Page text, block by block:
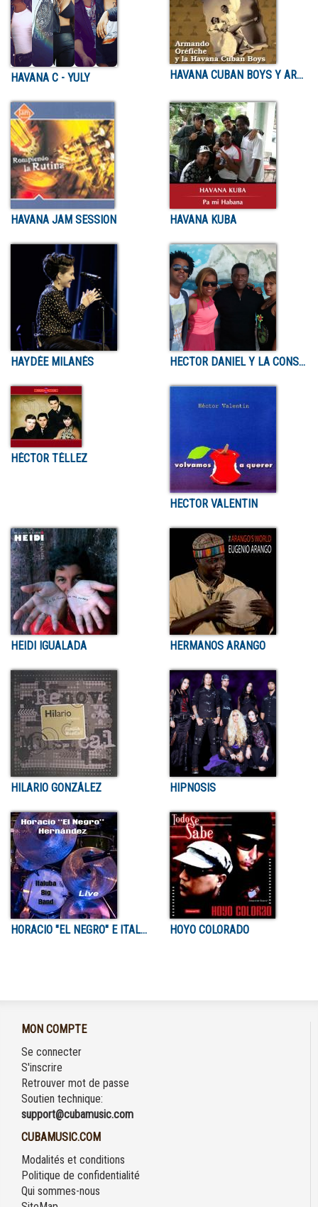
HAVANA C - YULY HAVANA CUBAN BOYS Y ARMANDO OREFICHE
HAVANA JAM SESSION HAVANA KUBA
HAYDÉE MILANÉS HECTOR DANIEL Y LA CONSTELACION
HÉCTOR TÉLLEZ
HECTOR VALENTIN
HEIDI IGUALADA HERMANOS ARANGO
HILARIO GONZÁLEZ HIPNOSIS
HORACIO "EL NEGRO" E ITALUBA BIG BAND HOYO COLORADO
MON COMPTE
Se connecter
S'inscrire
Retrouver mot de passe
Soutien technique:
support@cubamusic.com
CUBAMUSIC.COM
Modalités et conditions
Politique de confidentialité
Qui sommes-nous